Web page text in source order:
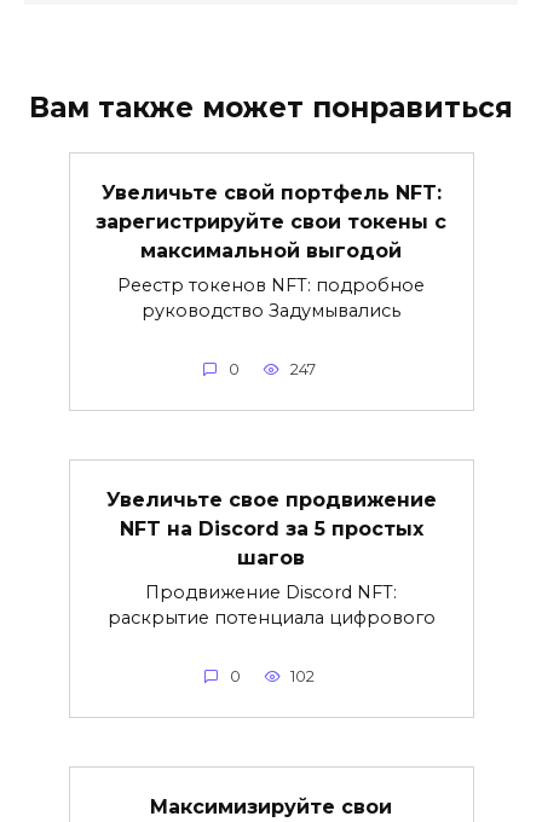
Вам также может понравиться
Увеличьте свой портфель NFT:
зарегистрируйте свои токены с
максимальной выгодой
Реестр токенов NFT: подробное
руководство Задумывались
0 247
Увеличьте свое продвижение
NFT на Discord за 5 простых
шагов
Продвижение Discord NFT:
раскрытие потенциала цифрового
0 102
Максимизируйте свои